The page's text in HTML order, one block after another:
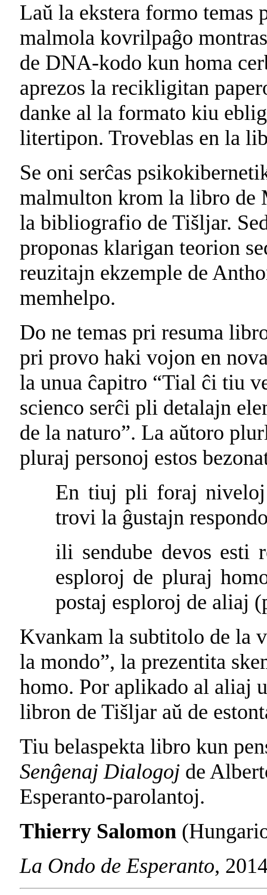
Laŭ la ekstera formo temas
malmola kovrilpaĝo
de DNA-kodo kun homa
aprezos la recikligitan
danke al la formato kiu
litertipon. Troveblas en la
Se oni serĉas
malmulton krom la libro de
la bibliografio de Tišljar.
proponas klarigan teorion
reuzitajn ekzemple de
memhelpo.
Do ne temas pri resuma
pri provo haki vojon en
la unua ĉapitro “Tial ĉi tiu
scienco serĉi pli detalajn
de la naturo”. La aŭtoro
pluraj personoj estos
En tiuj pli foraj niveloj
trovi la ĝustajn
ili sendube devos esti
esploroj de pluraj
postaj esploroj de aliaj
Kvankam la subtitolo de la
la mondo”, la prezentita
homo. Por aplikado al aliaj
libron de Tišljar aŭ de
Tiu belaspekta libro kun
Senĝenaj Dialogoj de
Esperanto-parolantoj.
Thierry Salomon
La Ondo de Esperanto,